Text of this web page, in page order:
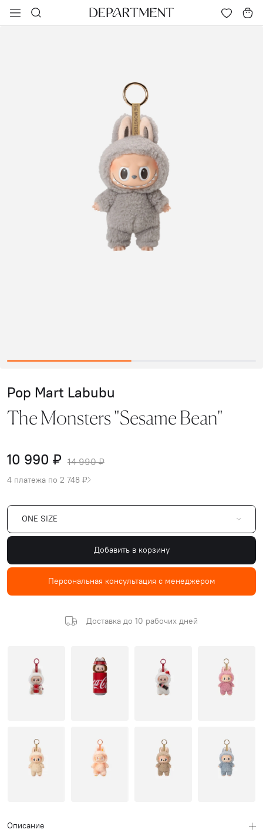
Pop Mart Labubu
The Monsters "Sesame Bean"
10 990 ₽ 14 990 ₽
4 платежа по 2 748 ₽
ONE SIZE
Добавить в корзину
Персональная консультация с менеджером
Доставка до 10 рабочих дней
Описание